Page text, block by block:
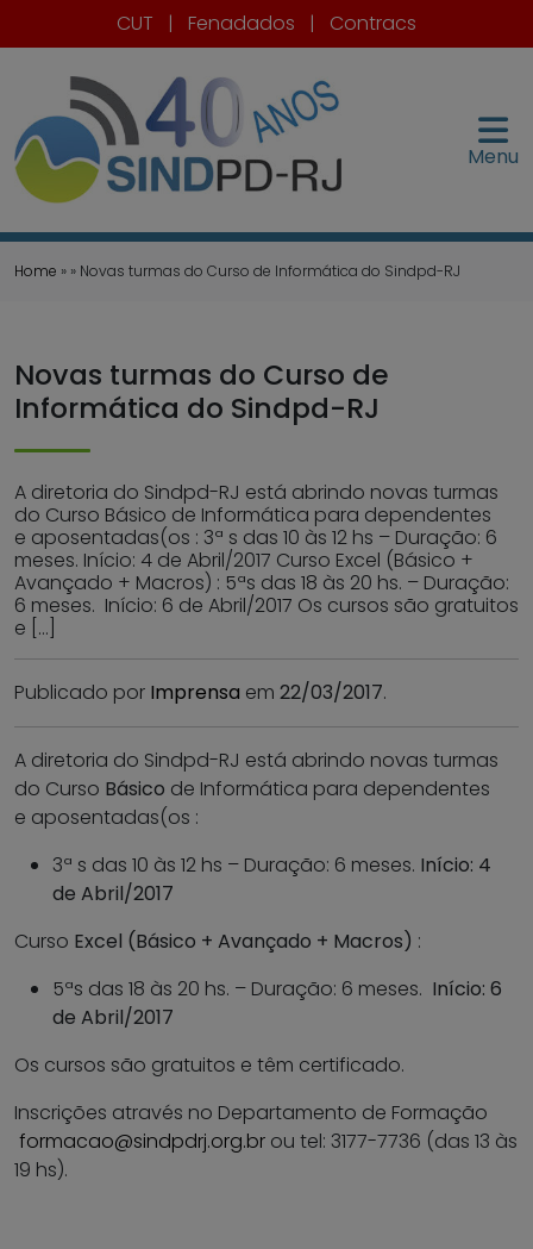
CUT | Fenadados | Contracs
Menu
Home » » Novas turmas do Curso de Informática do Sindpd-RJ
Novas turmas do Curso de
Informática do Sindpd-RJ
A diretoria do Sindpd-RJ está abrindo novas turmas
do Curso Básico de Informática para dependentes
e aposentadas(os : 3ª s das 10 às 12 hs – Duração: 6
meses. Início: 4 de Abril/2017 Curso Excel (Básico +
Avançado + Macros) : 5ªs das 18 às 20 hs. – Duração:
6 meses. Início: 6 de Abril/2017 Os cursos são gratuitos
e […]
Publicado por Imprensa em 22/03/2017.
A diretoria do Sindpd-RJ está abrindo novas turmas
do Curso Básico de Informática para dependentes
e aposentadas(os :
3ª s das 10 às 12 hs – Duração: 6 meses. Início: 4
de Abril/2017
Curso Excel (Básico + Avançado + Macros) :
5ªs das 18 às 20 hs. – Duração: 6 meses. Início: 6
de Abril/2017
Os cursos são gratuitos e têm certificado.
Inscrições através no Departamento de Formação
formacao@sindpdrj.org.br ou tel: 3177-7736 (das 13 às
19 hs).